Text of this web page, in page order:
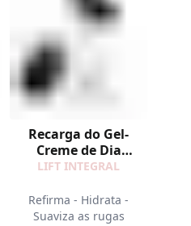
Recarga do Gel-
Creme de Dia
Refirmante
LIFT INTEGRAL
Refirma - Hidrata -
Suaviza as rugas